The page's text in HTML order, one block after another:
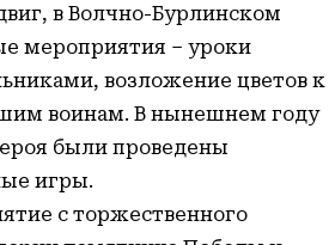
в Волчно-Бурлинском
мероприятия – уроки
возложение цветов к
воинам. В нынешнем году
были проведены
игры.
с торжественного